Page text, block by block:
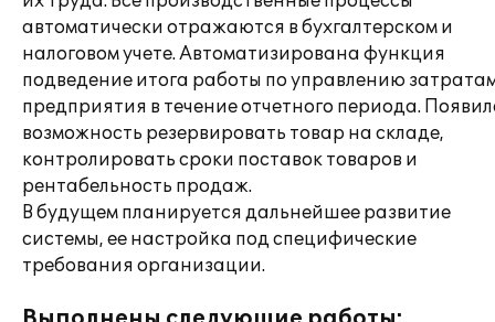
автоматически отражаются в бухгалтерском и
налоговом учете. Автоматизирована функция
подведение итога работы по управлению
предприятия в течение отчетного периода.
возможность резервировать товар на складе,
контролировать сроки поставок товаров и
рентабельность продаж.
В будущем планируется дальнейшее развитие
системы, ее настройка под специфические
требования организации.